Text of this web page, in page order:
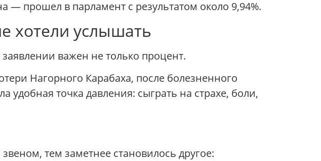
прошел в парламент с результатом около 9,94%.
хотели услышать
важен не только процент.
Нагорного Карабаха, после болезненного
точка давления: сыграть на страхе, боли,
тем заметнее становилось другое: